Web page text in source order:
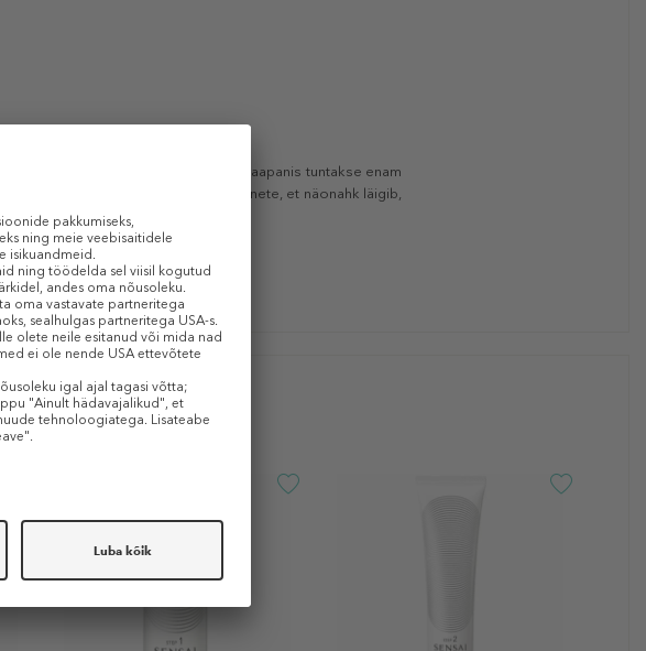
parimatest käsitöödest, mida Jaapanis tuntakse enam
kasutage vastavalt vajadusele – kui tunnete, et näonahk läigib,